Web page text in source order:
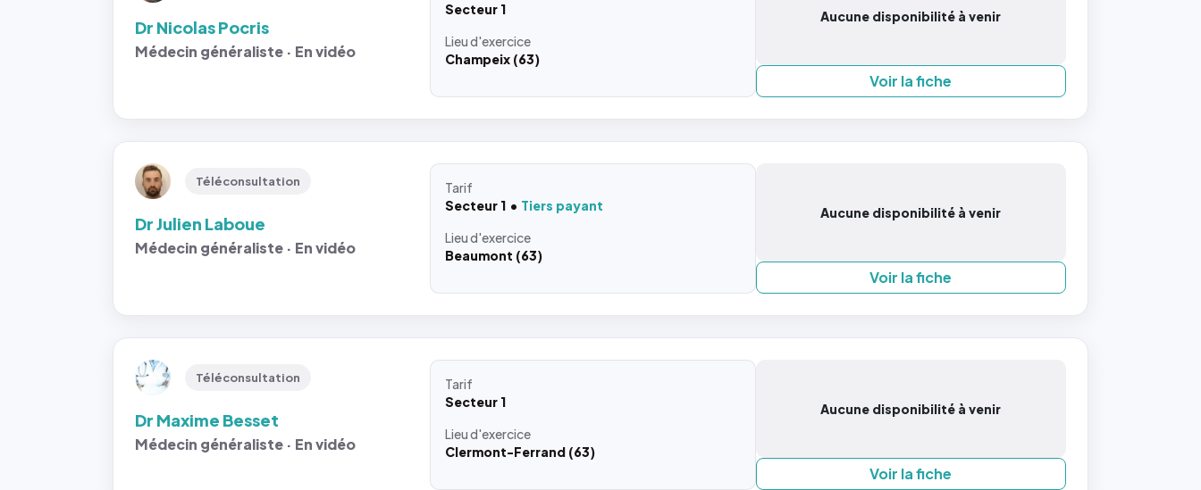
Dr Nicolas Pocris
Médecin généraliste · En vidéo
Secteur 1
Lieud'exercice
Champeix (63)
Aucune disponibilité à venir
Voir la fiche
Téléconsultation
Dr Julien Laboue
Médecin généraliste · En vidéo
Tarif
Secteur 1
Tiers payant
Lieud'exercice
Beaumont (63)
Aucune disponibilité à venir
Voir la fiche
Téléconsultation
Dr Maxime Besset
Médecin généraliste · En vidéo
Tarif
Secteur 1
Lieud'exercice
Clermont-Ferrand (63)
Aucune disponibilité à venir
Voir la fiche